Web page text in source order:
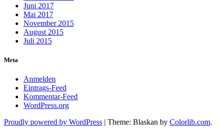
Juni 2017
Mai 2017
November 2015
August 2015
Juli 2015
Meta
Anmelden
Eintrags-Feed
Kommentar-Feed
WordPress.org
Proudly powered by WordPress | Theme: Blaskan by Colorlib.com.